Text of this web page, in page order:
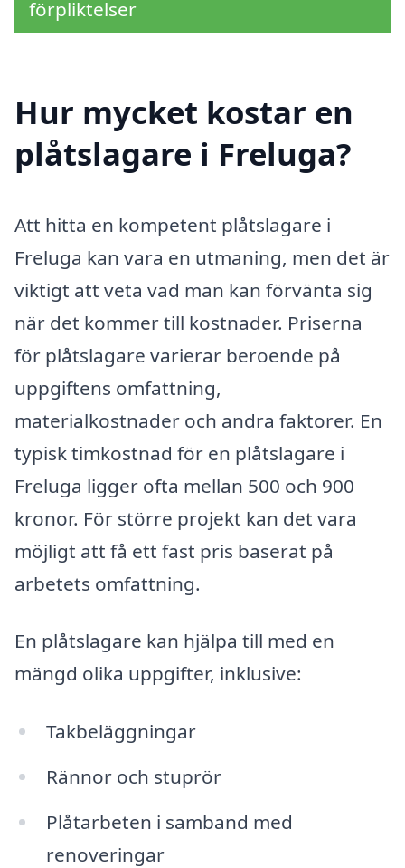
förpliktelser
Hur mycket kostar en
plåtslagare i Freluga?
Att hitta en kompetent plåtslagare i
Freluga kan vara en utmaning, men det är
viktigt att veta vad man kan förvänta sig
när det kommer till kostnader. Priserna
för plåtslagare varierar beroende på
uppgiftens omfattning,
materialkostnader och andra faktorer. En
typisk timkostnad för en plåtslagare i
Freluga ligger ofta mellan 500 och 900
kronor. För större projekt kan det vara
möjligt att få ett fast pris baserat på
arbetets omfattning.
En plåtslagare kan hjälpa till med en
mängd olika uppgifter, inklusive:
Takbeläggningar
Rännor och stuprör
Plåtarbeten i samband med
renoveringar